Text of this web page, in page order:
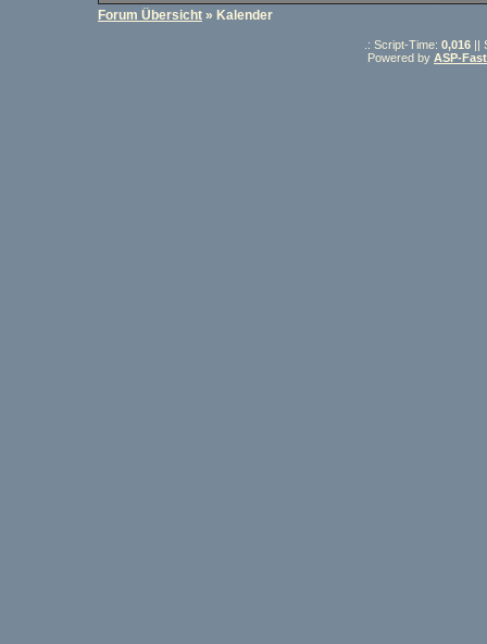
Forum Übersicht » Kalender
.: Script-Time: 0,016 ||
Powered by ASP-